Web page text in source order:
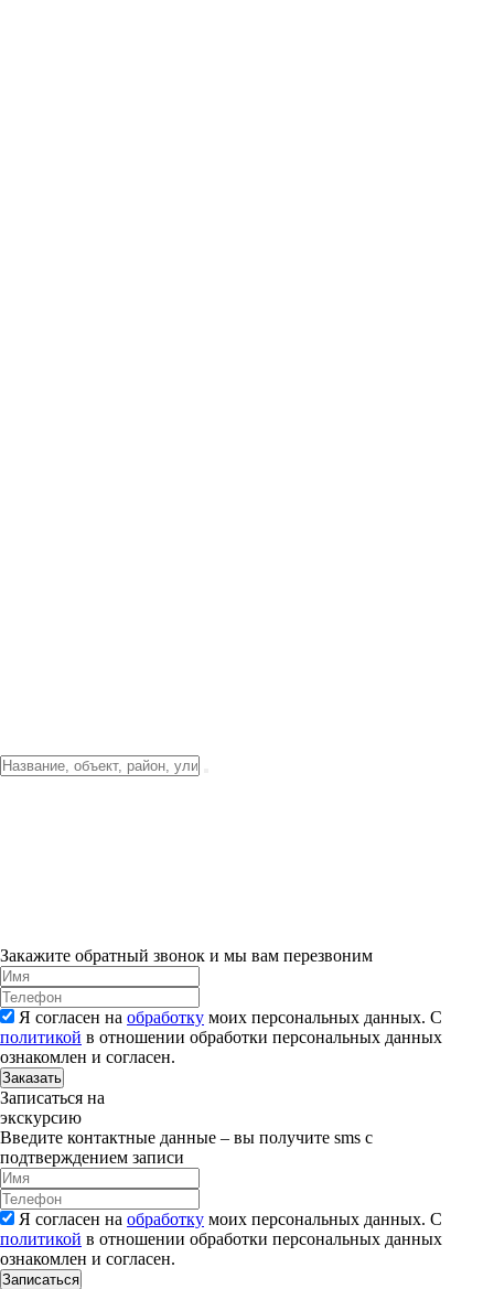
Закажите обратный звонок и мы вам перезвоним
Я согласен на обработку моих персональных данных. С
политикой в отношении обработки персональных данных
ознакомлен и согласен.
Заказать
Записаться на
экскурсию
Введите контактные данные – вы получите sms с
подтверждением записи
Я согласен на обработку моих персональных данных. С
политикой в отношении обработки персональных данных
ознакомлен и согласен.
Записаться